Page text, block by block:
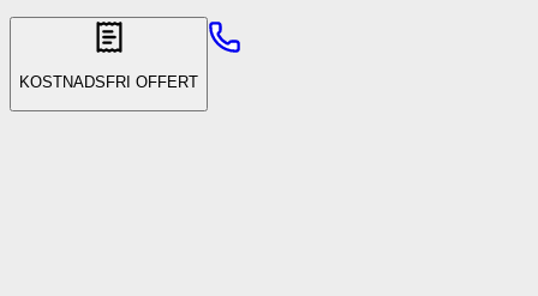
KOSTNADSFRI OFFERT